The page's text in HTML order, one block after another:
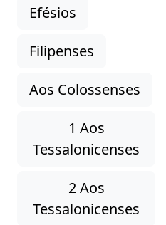
Efésios
Filipenses
Aos Colossenses
1 Aos
Tessalonicenses
2 Aos
Tessalonicenses